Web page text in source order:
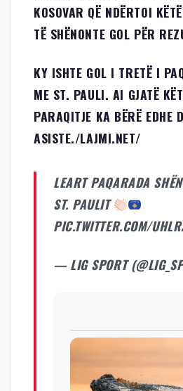
KOSOVAR QË NDËRTOI
TË SHËNONTE GOL PËR
KY ISHTE GOL I TRETË I
ME ST. PAULI. AI GJATË
PARAQITJE KA BËRË EDHE
ASISTE./LAJMI.NET/
LEART PAQARADA
ST. PAULIT
PIC.TWITTER.COM/
— LIG SPORT